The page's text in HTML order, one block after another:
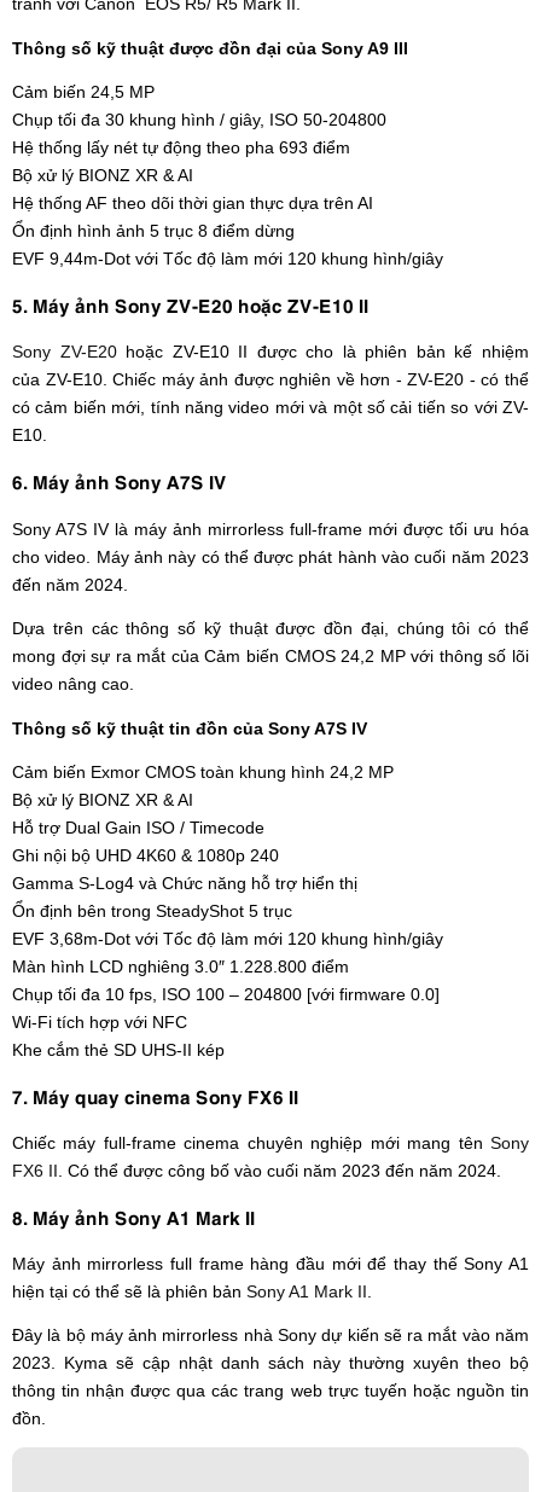
Thông số kỹ thuật được đồn đại của Sony A9 III
Cảm biến 24,5 MP
Chụp tối đa 30 khung hình / giây, ISO 50-204800
Hệ thống lấy nét tự động theo pha 693 điểm
Bộ xử lý BIONZ XR & AI
Hệ thống AF theo dõi thời gian thực dựa trên AI
Ổn định hình ảnh 5 trục 8 điểm dừng
EVF 9,44m-Dot với Tốc độ làm mới 120 khung hình/giây
5. Máy ảnh Sony ZV-E20 hoặc ZV-E10 II
Sony ZV-E20 hoặc ZV-E10 II được cho là phiên bản kế nhiệm
của ZV-E10. Chiếc máy ảnh được nghiên về hơn - ZV-E20 - có thể
có cảm biến mới, tính năng video mới và một số cải tiến so với ZV-
E10.
6. Máy ảnh Sony A7S IV
Sony A7S IVlà máy ảnh mirrorless full-frame mới được tối ưu hóa
cho video. Máy ảnh này có thể được phát hành vào cuối năm 2023
đến năm 2024.
Dựa trên các thông số kỹ thuật được đồn đại, chúng tôi có thể
mong đợi sự ra mắt của Cảm biến CMOS 24,2 MP với thông số lõi
video nâng cao.
Thông số kỹ thuật tin đồn của Sony A7S IV
Cảm biến Exmor CMOS toàn khung hình 24,2 MP
Bộ xử lý BIONZ XR & AI
Hỗ trợ Dual Gain ISO / Timecode
Ghi nội bộ UHD 4K60 & 1080p 240
Gamma S-Log4 và Chức năng hỗ trợ hiển thị
Ổn định bên trong SteadyShot 5 trục
EVF 3,68m-Dot với Tốc độ làm mới 120 khung hình/giây
Màn hình LCD nghiêng 3.0″ 1.228.800 điểm
Chụp tối đa 10 fps, ISO 100 – 204800 [với firmware 0.0]
Wi-Fi tích hợp với NFC
Khe cắm thẻ SD UHS-II kép
7. Máy quay cinema Sony FX6 II
Chiếc máy full-frame cinema chuyên nghiệp mới mang tên Sony
FX6 II . Có thể được công bố vào cuối năm 2023 đến năm 2024.
8. Máy ảnh Sony A1 Mark II
Máy ảnh mirrorless full frame hàng đầu mới để thay thế Sony A1
hiện tại có thể sẽ là phiên bản Sony A1 Mark II.
Đây là bộ máy ảnh mirrorless nhà Sony dự kiến ​​sẽ ra mắt vào năm
2023. Kyma sẽ cập nhật danh sách này thường xuyên theo bộ
thông tin nhận được qua các trang web trực tuyến hoặc nguồn tin
đồn.